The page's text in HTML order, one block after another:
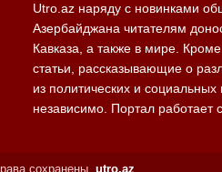
Utro.az наряду с новинками
Азербайджана читателям
Кавказа, а также в мире.
статьи, рассказывающие о
из политических и
независимо. Портал работает
сохранены. utro.az